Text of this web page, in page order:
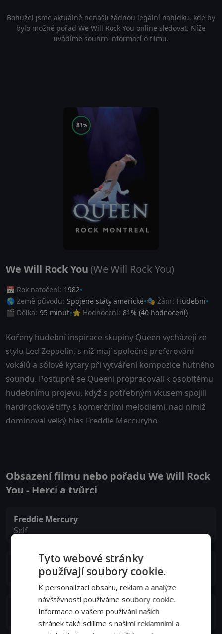
Bohužel jsme aktuálně nenašli žádnou legální nabídku, kde by
bylo možné pořad We Will Rock You online sledovat. Níže
uvádíme souhrn informací o filmu.
81%
We Will Rock You (We Will Rock You)
📅 Rok natočení: 1982
🌎 Země původu: Spojené státy americké 🎭 Žánr: Hudební
🎬 Délka: 95 minut ⭐ Hodnocení: 81% (40 hodnocení)
Kořeny hudební inspirace skupiny Queen vycházejí ze
stylu Led Zeppelin, s níž mají společné preferování
vokálů a sólové kytary při vytváření kompozice hutného
soundu. Postupně se Queeni propracovali k osobitému
hudebnímu projevu, když s potřebným vkusem spojili
hardrockové tiffy s komerčními melodiemi, nad nimiž
dominoval velký hlas Freddie Mercuryho.
Obsazení filmu nebo pořadu We Will Rock
You - Herci a tvůrci
Freddie Mercury
Self
Roger Taylor
John Deacon
Tyto webové stránky
používají soubory cookie.
K personalizaci obsahu, reklam a analýze
návštěvnosti používáme soubory cookie.
Informace o vašem používání našich
stránek také sdílíme s našimi reklamními a